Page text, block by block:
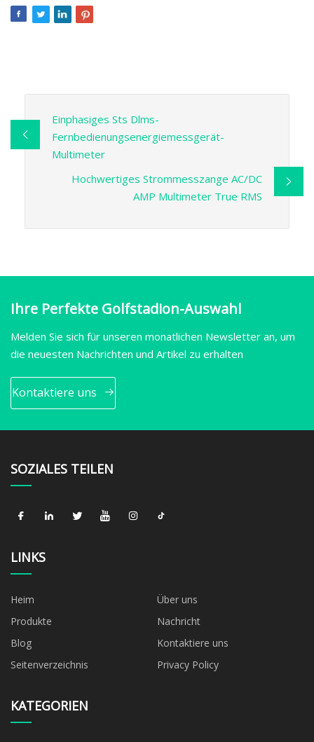
Einphasiges Sts Dlms-
Fernbedienungsenergiemessgerät-
Multimeter
Hochwertiges Strommesszange AC/DC
AMP Multimeter True RMS
Ihre Perfekte Golfstadion-Auswahl
Melden Sie sich für unseren monatlichen Newsletter an, um
die neuesten Nachrichten und Artikel zu erhalten
Kontaktiere uns
SOZIALES TEILEN
LINKS
Heim
Über uns
Produkte
Nachricht
Blog
Kontaktiere uns
Seitenverzeichnis
Privacy Policy
KATEGORIEN